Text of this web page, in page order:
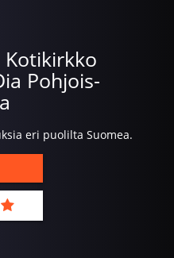
Kotikirkko
Pohjois-
eri puolilta Suomea.